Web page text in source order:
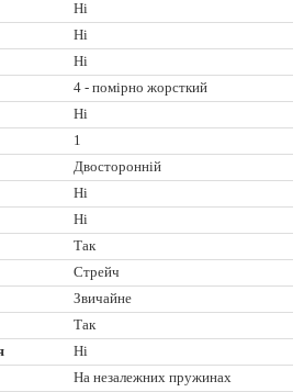
Ні
Ні
Ні
4 - помірно жорсткий
Ні
1
Двосторонній
Ні
Ні
Так
Стрейч
Звичайне
Так
Ні
На незалежних пружинах